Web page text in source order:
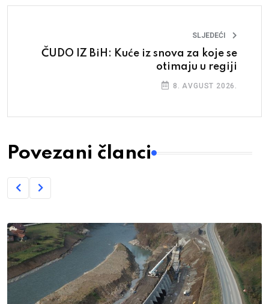
SLJEDEĆI
ČUDO IZ BiH: Kuće iz snova za koje se
otimaju u regiji
8. AVGUST 2026.
Povezani članci